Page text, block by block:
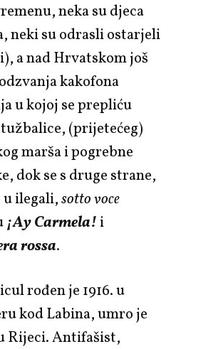
neka su djeca
neki su odrasli ostarjeli
a nad Hrvatskom još
kakofona
u kojoj se prepliću
(prijetećeg)
marša i pogrebne
dok se s druge strane,
ilegali,sotto voce
¡Ay Carmela! i
rossa.
rođen je 1916. u
kod Labina, umro je
Rijeci. Antifašist,